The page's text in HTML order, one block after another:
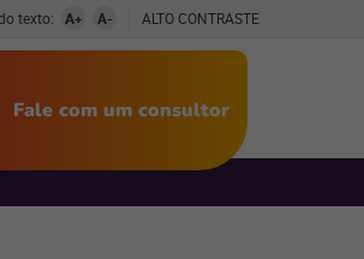
texto: A+ A- ALTO CONTRASTE
Fale com um consultor